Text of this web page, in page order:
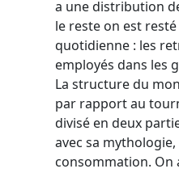
a une distribution
le reste on est
quotidienne : les
employés dans les
La structure du
par rapport au
divisé en deux
avec sa mythologie,
consommation. On